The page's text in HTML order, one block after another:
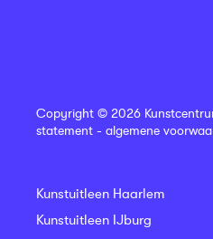
Copyright © 2026
statement - algemene
Kunstuitleen Haarlem
Kunstuitleen IJburg